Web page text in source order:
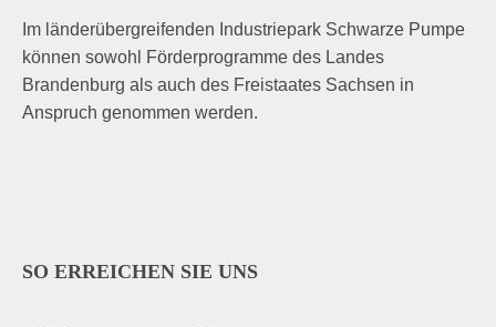
Im länderübergreifenden Industriepark Schwarze Pumpe
können sowohl Förderprogramme des Landes
Brandenburg als auch des Freistaates Sachsen in
Anspruch genommen werden.
SO ERREICHEN SIE UNS